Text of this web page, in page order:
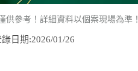
參考！詳細資料以個案現場為準！
日期:2026/01/26